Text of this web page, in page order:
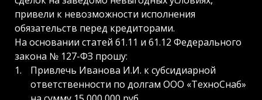
привели к невозможности исполнения
обязательств перед кредиторами.
На основании статей 61.11 и 61.12 Федерального
закона № 127-ФЗ прошу:
Привлечь Иванова И.И. к субсидиарной
ответственности по долгам ООО «ТехноСнаб»